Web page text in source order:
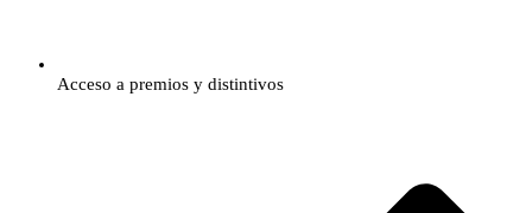
​Acceso a premios y distintivos